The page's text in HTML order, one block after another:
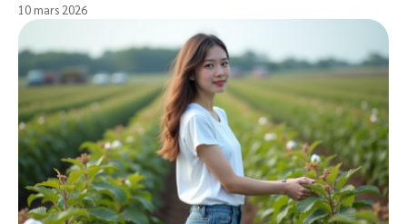
10 mars 2026